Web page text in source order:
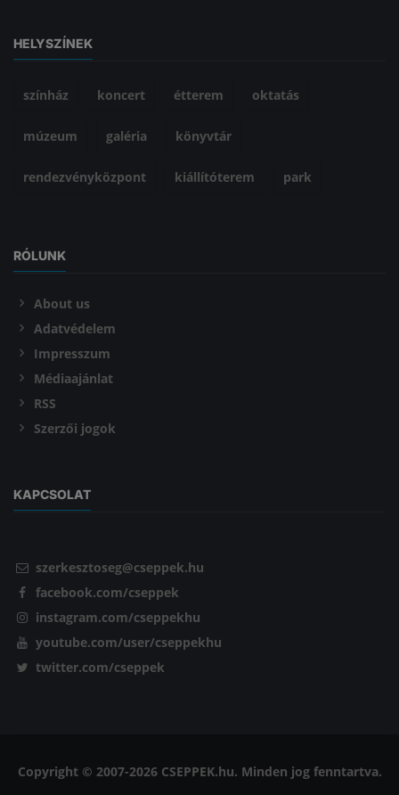
HELYSZÍNEK
színház koncert étterem oktatás
múzeum galéria könyvtár
rendezvényközpont kiállítóterem park
RÓLUNK
About us
Adatvédelem
Impresszum
Médiaajánlat
RSS
Szerzői jogok
KAPCSOLAT
szerkesztoseg@cseppek.hu
facebook.com/cseppek
instagram.com/cseppekhu
youtube.com/user/cseppekhu
twitter.com/cseppek
Copyright © 2007-2026 CSEPPEK.hu. Minden jog fenntartva.